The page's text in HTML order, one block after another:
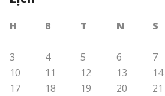
H B T N S
3
4 5 6 7
10
11 12 13 14
17
18 19 20 21